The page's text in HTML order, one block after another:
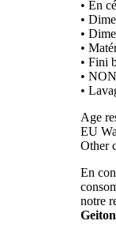
• En
•
•
•
• Fini
•
•
Age
EU
Other
En
notre